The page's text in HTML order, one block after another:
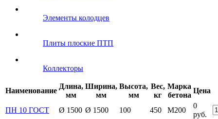
Элементы колодцев
Плиты плоские ПТП
Коллекторы
Наименование
Длина,
мм
Ширина,
мм
Высота,
мм
Вес,
кг
Марка
бетона
Цена
ПН 10 ГОСТ Ø 1500 Ø 1500 100 450 М200
0
руб.